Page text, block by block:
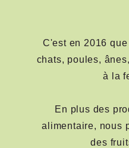
C'est en 2016
chats, poules,
à la
En plus des
alimentaire, nous
des